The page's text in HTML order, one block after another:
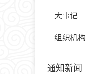
大事记
组织机构
通知新闻